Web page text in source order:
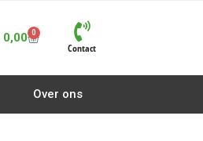
0,00 0
Contact
Over ons